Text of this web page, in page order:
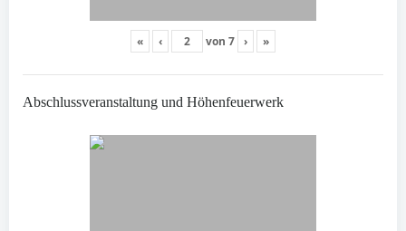
« ‹ von 7 › »
Abschlussveranstaltung und Höhenfeuerwerk